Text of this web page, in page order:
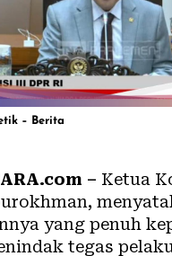
– Berita
– Ketua
yang penuh
tegas